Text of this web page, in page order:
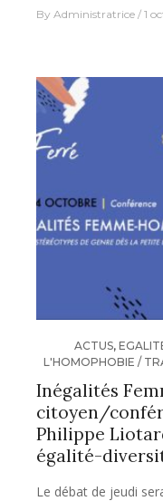
By Administratrice 1
ACTUS,
L'HOMOPHOBIE /
Inégalités
citoyen/
Philippe
égalité-
Le débat de jeudi